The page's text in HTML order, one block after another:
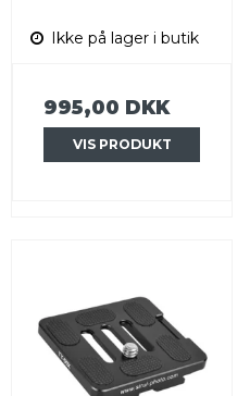
Ikke på lager i butik
995,00 DKK
VIS PRODUKT